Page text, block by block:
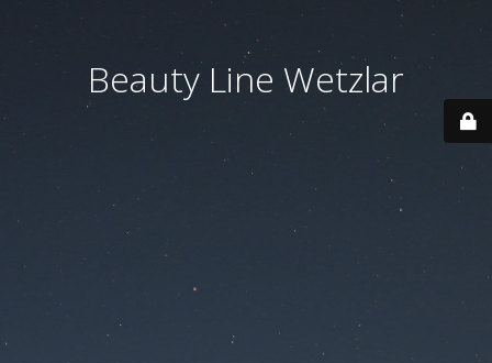
Beauty Line Wetzlar